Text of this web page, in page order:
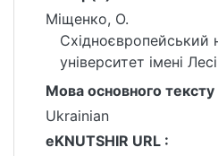
Міщенко, О.
Східноєвропейський
університет імені
Мова основного тексту
Ukrainian
eKNUTSHIR URL :